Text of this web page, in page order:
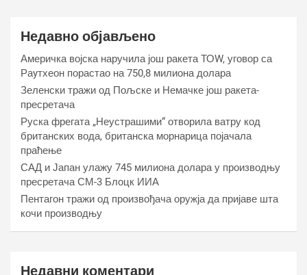
Недавно објављено
Америчка војска наручила још ракета ТОW, уговор са
Раyтхеон порастао на 750,8 милиона долара
Зеленски тражи од Пољске и Немачке још ракета-
пресретача
Руска фрегата „Неустрашими“ отворила ватру код
британских вода, британска морнарица појачала
праћење
САД и Јапан улажу 745 милиона долара у производњу
пресретача СМ-3 Блоцк ИИА
Пентагон тражи од произвођача оружја да пријаве шта
кочи производњу
Недавни коментари